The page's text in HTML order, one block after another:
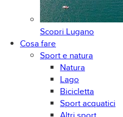
Scopri Lugano
Cosa fare
Sport e natura
Natura
Lago
Bicicletta
Sport acquatici